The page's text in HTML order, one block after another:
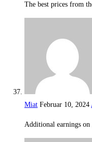
The best prices from
Miat Februar 10, 2024
Additional earnings on